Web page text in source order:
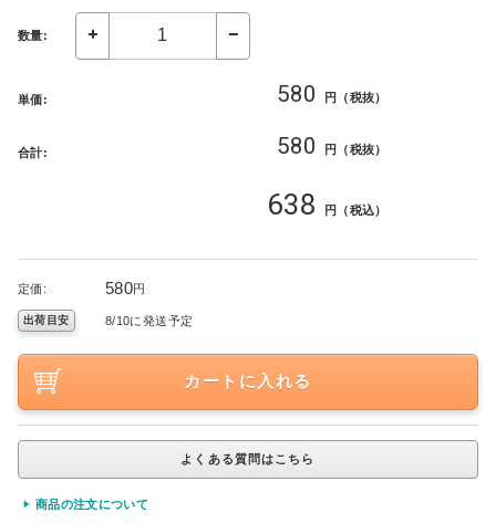
数量:
単価: 580 円（税抜）
合計: 580 円（税抜）
638 円（税込）
定価: 580円
出荷目安 8/10に発送予定
カートに入れる
よくある質問はこちら
商品の注文について